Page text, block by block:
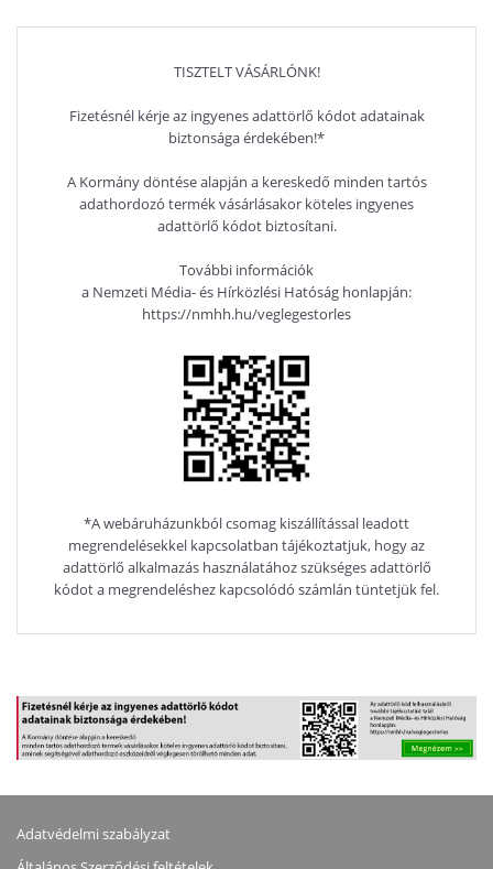
TISZTELT VÁSÁRLÓNK!
Fizetésnél kérje az ingyenes adattörlő kódot adatainak
biztonsága érdekében!*
A Kormány döntése alapján a kereskedő minden tartós
adathordozó termék vásárlásakor köteles ingyenes
adattörlő kódot biztosítani.
További információk
a Nemzeti Média- és Hírközlési Hatóság honlapján:
https://nmhh.hu/veglegestorles
*A webáruházunkból csomag kiszállítással leadott
megrendelésekkel kapcsolatban tájékoztatjuk, hogy az
adattörlő alkalmazás használatához szükséges adattörlő
kódot a megrendeléshez kapcsolódó számlán tüntetjük fel.
Adatvédelmi szabályzat